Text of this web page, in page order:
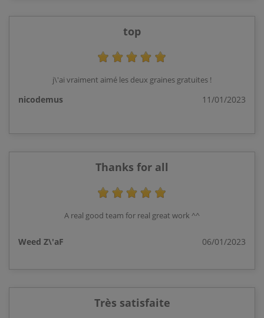
top
j\'ai vraiment aimé les deux graines gratuites !
nicodemus 11/01/2023
Thanks for all
A real good team for real great work ^^
Weed Z\'aF 06/01/2023
Très satisfaite